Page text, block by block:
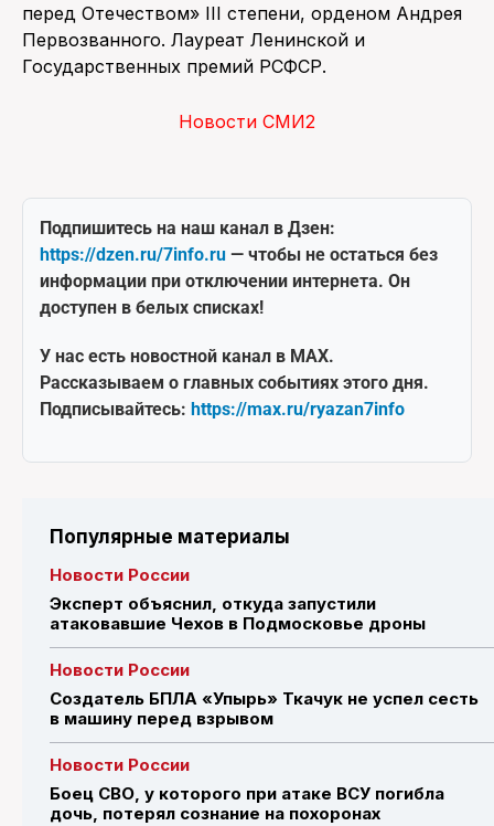
перед Отечеством» III степени, орденом Андрея
Первозванного. Лауреат Ленинской и
Государственных премий РСФСР.
Новости СМИ2
Подпишитесь на наш канал в Дзен:
https://dzen.ru/7info.ru — чтобы не остаться без
информации при отключении интернета. Он
доступен в белых списках!
У нас есть новостной канал в MAX.
Рассказываем о главных событиях этого дня.
Подписывайтесь: https://max.ru/ryazan7info
Популярные материалы
Новости России
Эксперт объяснил, откуда запустили
атаковавшие Чехов в Подмосковье дроны
Новости России
Создатель БПЛА «Упырь» Ткачук не успел сесть
в машину перед взрывом
Новости России
Боец СВО, у которого при атаке ВСУ погибла
дочь, потерял сознание на похоронах